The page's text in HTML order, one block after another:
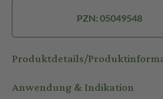
PZN: 05049548
Produktdetails/
Anwendung & Indikation